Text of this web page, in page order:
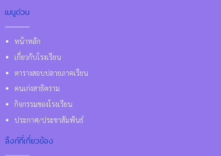
เมนูด่วน
หน้าหลัก
เกี่ยวกับโรงเรียน
ตารางสอบปลายภาคเรียน
คนเก่งสาธิตราม
กิจกรรมของโรงเรียน
ประกาศ/ประชาสัมพันธ์
ลิ้งก์ที่เกี่ยวข้อง